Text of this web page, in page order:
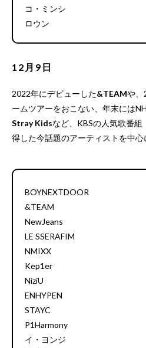
コ・ミンシ
ロウン
12月9日
2022年にデビューした&TEAMや、
ームツアーをおこない、年末には
Stray Kidsなど、KBSの人気歌番
得した今話題のアーティストを中心
BOYNEXTDOOR
&TEAM
NewJeans
LE SSERAFIM
NMIXX
Kep1er
NiziU
ENHYPEN
STAYC
P1Harmony
イ・ヨンジ